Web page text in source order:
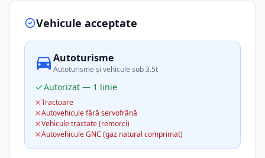
Vehicule acceptate
Autoturisme
Autoturisme și vehicule sub 3.5t
Autorizat — 1 linie
Tractoare
Autovehicule fără servofrână
Vehicule tractate (remorci)
Autovehicule GNC (gaz natural comprimat)